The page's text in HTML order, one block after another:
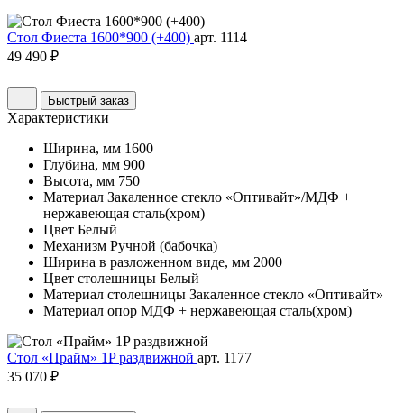
Стол Фиеста 1600*900 (+400) арт. 1114
49 490 ₽
Быстрый заказ
Характеристики
Ширина, мм 1600
Глубина, мм 900
Высота, мм 750
Материал Закаленное стекло «Оптивайт»/МДФ +
нержавеющая сталь(хром)
Цвет Белый
Механизм Ручной (бабочка)
Ширина в разложенном виде, мм 2000
Цвет столешницы Белый
Материал столешницы Закаленное стекло «Оптивайт»
Материал опор МДФ + нержавеющая сталь(хром)
Стол «Прайм» 1P раздвижной арт. 1177
35 070 ₽